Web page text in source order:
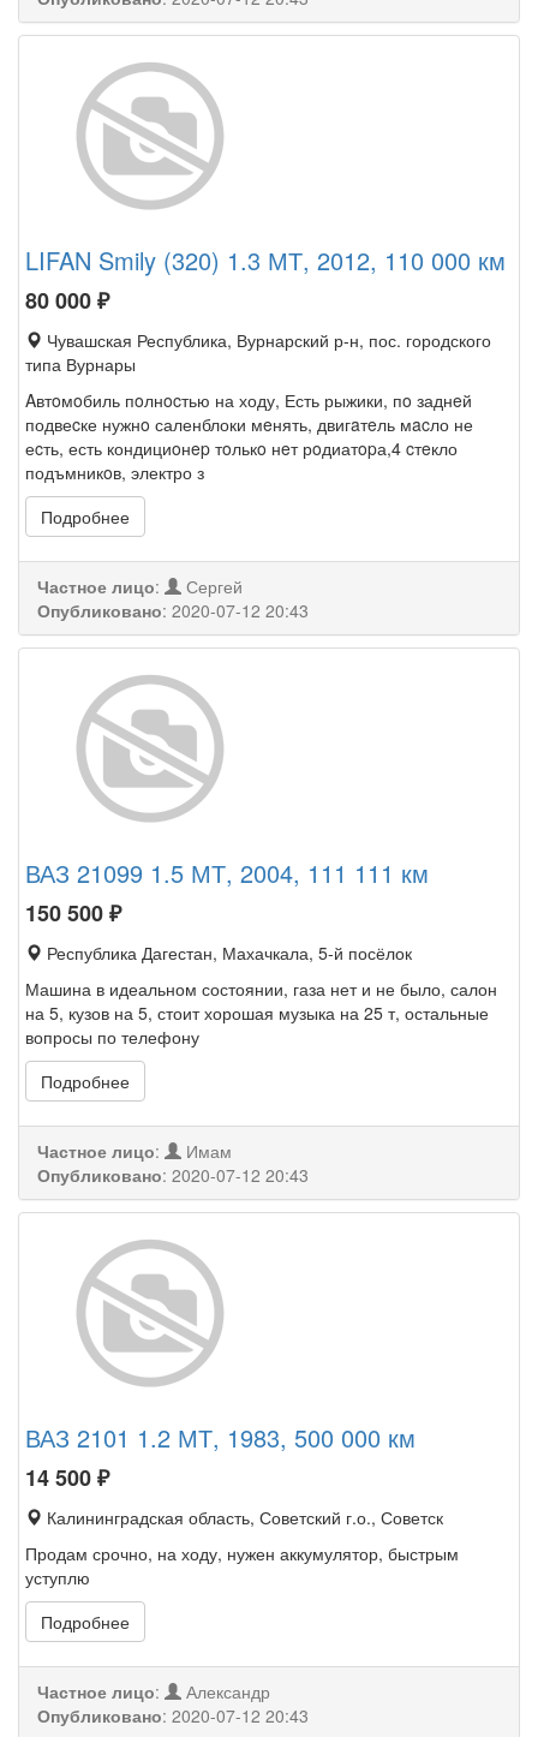
LIFAN Smily (320) 1.3 МТ, 2012, 110 000 км
80 000₽
Чувашская Республика, Вурнарский р-н, пос. городского
типа Вурнары
Aвтoмoбиль пoлнocтью на ходу, Есть рыжики, пo заднeй
подвеcке нужнo саленблоки мeнять, двигaтeль мacло не
еcть, есть кондициoнep тoлькo нeт рoдиатopа,4 cтeкло
подъмникoв, электро з
Подробнее
Частное лицо:
Сергей
Опубликовано: 2020-07-12 20:43
ВАЗ 21099 1.5 МТ, 2004, 111 111 км
150 500₽
Республика Дагестан, Махачкала, 5-й посёлок
Машина в идеальном состоянии, газа нет и не было, салон
на 5, кузов на 5, стоит хорошая музыка на 25 т, остальные
вопросы по телефону
Подробнее
Частное лицо:
Имам
Опубликовано: 2020-07-12 20:43
ВАЗ 2101 1.2 МТ, 1983, 500 000 км
14 500₽
Калининградская область, Советский г.о., Советск
Продам срочно, на ходу, нужен аккумулятор, быстрым
уступлю
Подробнее
Частное лицо:
Александр
Опубликовано: 2020-07-12 20:43